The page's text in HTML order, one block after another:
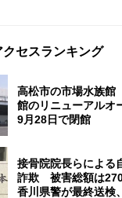
クセスランキング
高松市の市場水族
館のリニューアルオ
9月28日で閉館
接骨院院長らによる
詐欺 被害総額は
香川県警が最終送検